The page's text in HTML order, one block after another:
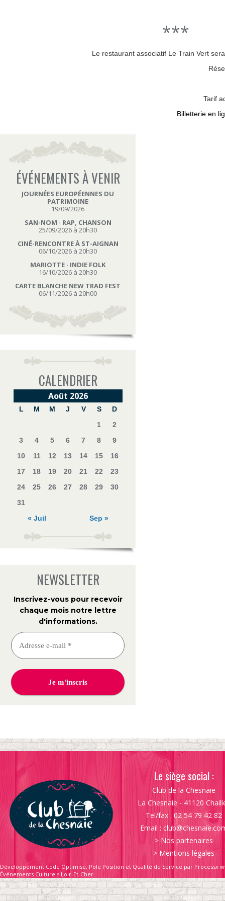
***
Le restaurant associatif Le Train Vert
Tarif
Billetterie en
ÉVÉNEMENTS À VENIR
JOURNÉES EUROPÉENNES DU
PATRIMOINE
19/09/2026
SAN-NOM · RAP, CHANSON
25/09/2026 à 20h30
CINÉ-RENCONTRE À ST-AIGNAN
06/10/2026 à 20h30
MARIOTTE · INDIE FOLK
16/10/2026 à 20h30
CARTE BLANCHE NEW TRAD FEST
06/11/2026 à 20h00
CALENDRIER
Août 2026
L M M J V S
D
1
2
3
4 5 6 7 8
9
10
11 12 13 14 15
16
17
18 19 20 21 22
23
24
25 26 27 28 29
30
31
« Juil
Sep »
NEWSLETTER
Inscrivez-vous pour recevoir
chaque mois notre lettre
d'informations.
Le siège social :
Club de la Chesnaie
La Chesnaie - 41120
Tel/fax : 02 54 79 42 82
Email :
> Nos partenaires
> Mentions légales
Développement Code Optimisé, Pole Position et Qualité de Service par Processx
Événements Culturels Loir-Et-Cher